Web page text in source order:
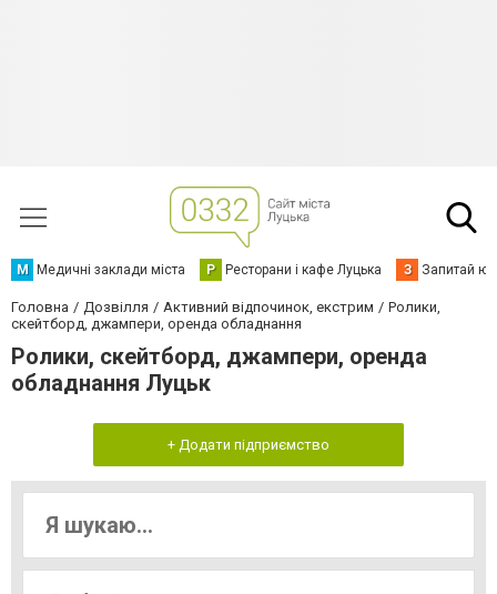
М Медичні заклади міста Р Ресторани і кафе Луцька З Запитай
Головна Дозвілля Активний відпочинок, екстрим
Ролики,
скейтборд, джампери, оренда обладнання
Ролики, скейтборд, джампери, оренда
обладнання Луцьк
+ Додати підприємство